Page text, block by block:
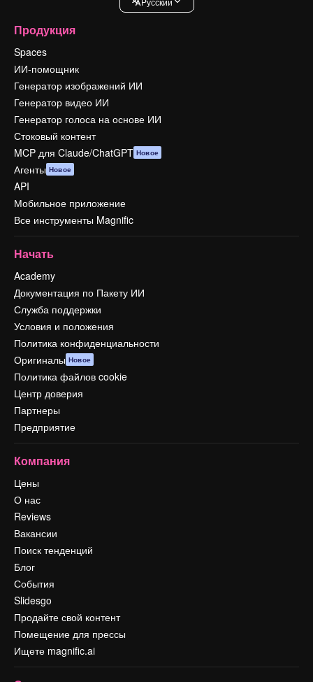
Продукция
Spaces
ИИ-помощник
Генератор изображений ИИ
Генератор видео ИИ
Генератор голоса на основе ИИ
Стоковый контент
MCP для Claude/ChatGPT Новое
Агенты Новое
API
Мобильное приложение
Все инструменты Magnific
Начать
Academy
Документация по Пакету ИИ
Служба поддержки
Условия и положения
Политика конфиденциальности
Оригиналы Новое
Политика файлов cookie
Центр доверия
Партнеры
Предприятие
Компания
Цены
О нас
Reviews
Вакансии
Поиск тенденций
Блог
События
Slidesgo
Продайте свой контент
Помещение для прессы
Ищете magnific.ai